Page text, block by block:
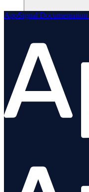
AppSignal Documentation